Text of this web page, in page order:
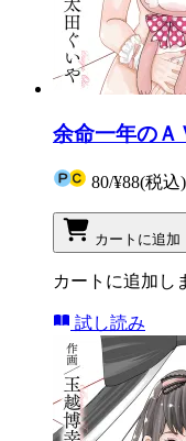
余命一年のＡ
80/¥88(税込)
カートに追加
カートに追加し
試し読み